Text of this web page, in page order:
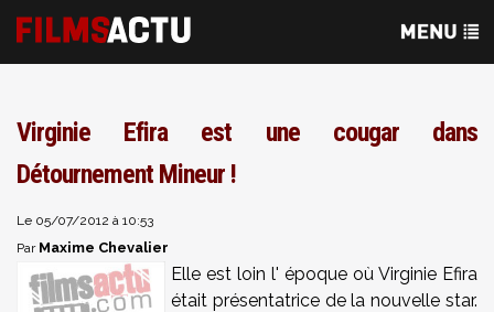
Virginie Efira est une cougar dans
Détournement Mineur !
Le 05/07/2012 à 10:53
Par Maxime Chevalier
Elle est loin l' époque où Virginie Efira
était présentatrice de la nouvelle star.